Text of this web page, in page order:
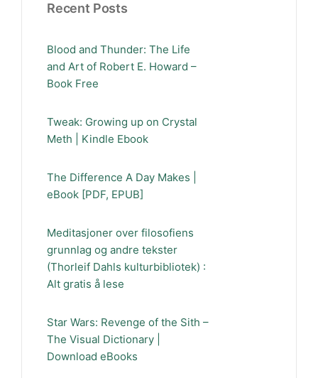
Recent Posts
Blood and Thunder: The Life
and Art of Robert E. Howard –
Book Free
Tweak: Growing up on Crystal
Meth | Kindle Ebook
The Difference A Day Makes |
eBook [PDF, EPUB]
Meditasjoner over filosofiens
grunnlag og andre tekster
(Thorleif Dahls kulturbibliotek) :
Alt gratis å lese
Star Wars: Revenge of the Sith –
The Visual Dictionary |
Download eBooks